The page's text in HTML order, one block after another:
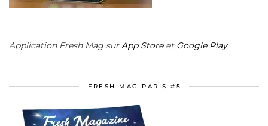
Application Fresh Mag surApp Storeet Google Play
FRESH MAG PARIS #5